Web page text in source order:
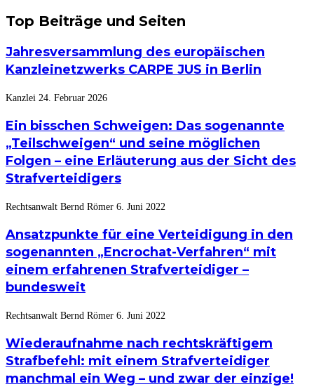
Top Beiträge und Seiten
Jahresversammlung des europäischen
Kanzleinetzwerks CARPE JUS in Berlin
Kanzlei 24. Februar 2026
Ein bisschen Schweigen: Das sogenannte
„Teilschweigen“ und seine möglichen
Folgen – eine Erläuterung aus der Sicht des
Strafverteidigers
Rechtsanwalt Bernd Römer 6. Juni 2022
Ansatzpunkte für eine Verteidigung in den
sogenannten „Encrochat-Verfahren“ mit
einem erfahrenen Strafverteidiger –
bundesweit
Rechtsanwalt Bernd Römer 6. Juni 2022
Wiederaufnahme nach rechtskräftigem
Strafbefehl: mit einem Strafverteidiger
manchmal ein Weg – und zwar der einzige!